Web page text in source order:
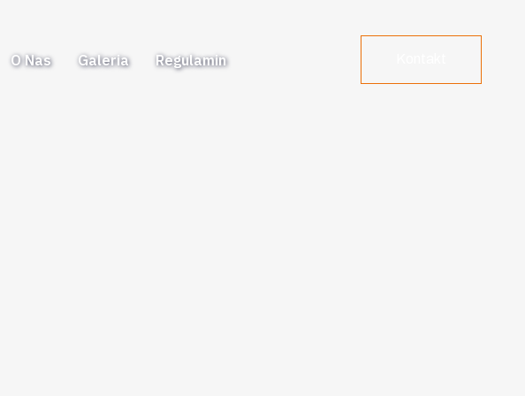
O Nas Galeria Regulamin